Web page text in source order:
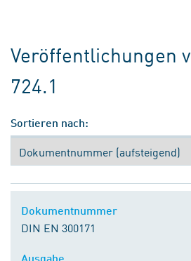
Veröffentlichungen
724.1
Sortieren nach:
DIN EN 300171